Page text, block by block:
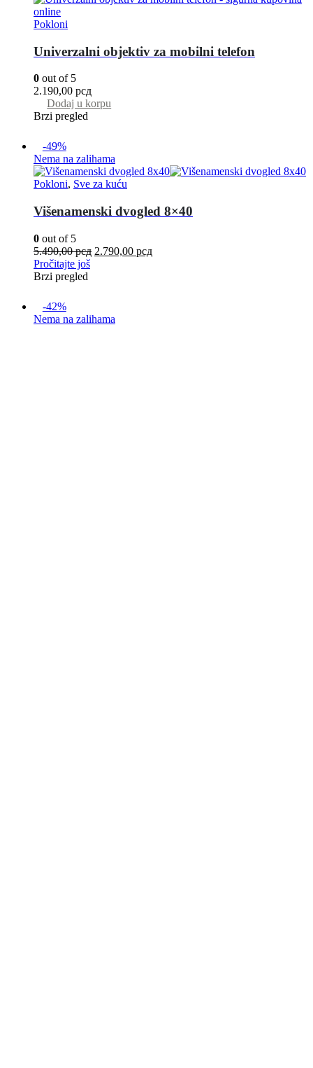
Pokloni
Univerzalni objektiv za mobilni telefon
0 out of 5
2.190,00 рсд
Dodaj u korpu
Brzi pregled
-49%
Nema na zalihama
Pokloni, Sve za kuću
Višenamenski dvogled 8×40
0 out of 5
5.490,00рсд 2.790,00 рсд
Pročitajte još
Brzi pregled
-42%
Nema na zalihama